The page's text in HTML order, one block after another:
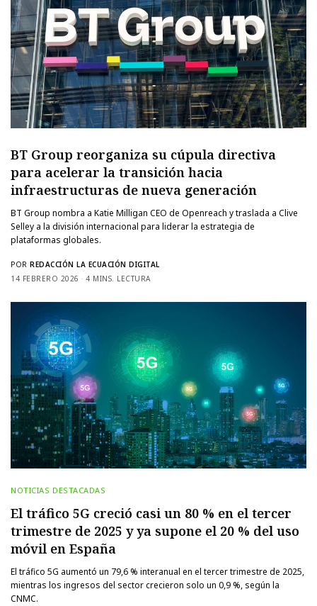
BT Group reorganiza su cúpula directiva
para acelerar la transición hacia
infraestructuras de nueva generación
BT Group nombra a Katie Milligan CEO de Openreach y traslada a Clive
Selley a la división internacional para liderar la estrategia de
plataformas globales.
POR REDACCIÓN LA ECUACIÓN DIGITAL
14 FEBRERO 2026
4 MINS. LECTURA
NOTICIAS DESTACADAS
El tráfico 5G creció casi un 80 % en el tercer
trimestre de 2025 y ya supone el 20 % del uso
móvil en España
El tráfico 5G aumentó un 79,6 % interanual en el tercer trimestre de 2025,
mientras los ingresos del sector crecieron solo un 0,9 %, según la
CNMC.